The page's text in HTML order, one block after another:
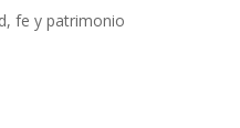
fe y patrimonio